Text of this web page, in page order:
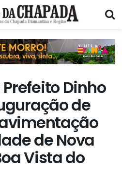
Dinho
de
de Nova
Vista do